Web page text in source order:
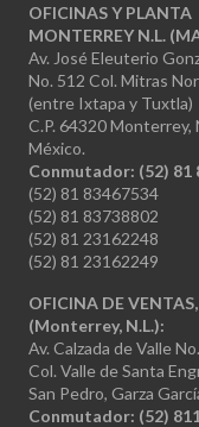
OFICINAS Y PLANTA
MONTERREY N.L.
Av. José Eleuterio
No. 512 Col. Mitras
(entre Ixtapa y Tuxtla)
C.P. 64320 Monterrey,
México.
Conmutador: (52) 81
(52) 81 83467534
(52) 81 83738802
(52) 81 23162248
(52) 81 23162249
OFICINA DE
(Monterrey, N.L.):
Av. Calzada de Valle
Col. Valle de Santa
San Pedro, Garza
Conmutador: (52)